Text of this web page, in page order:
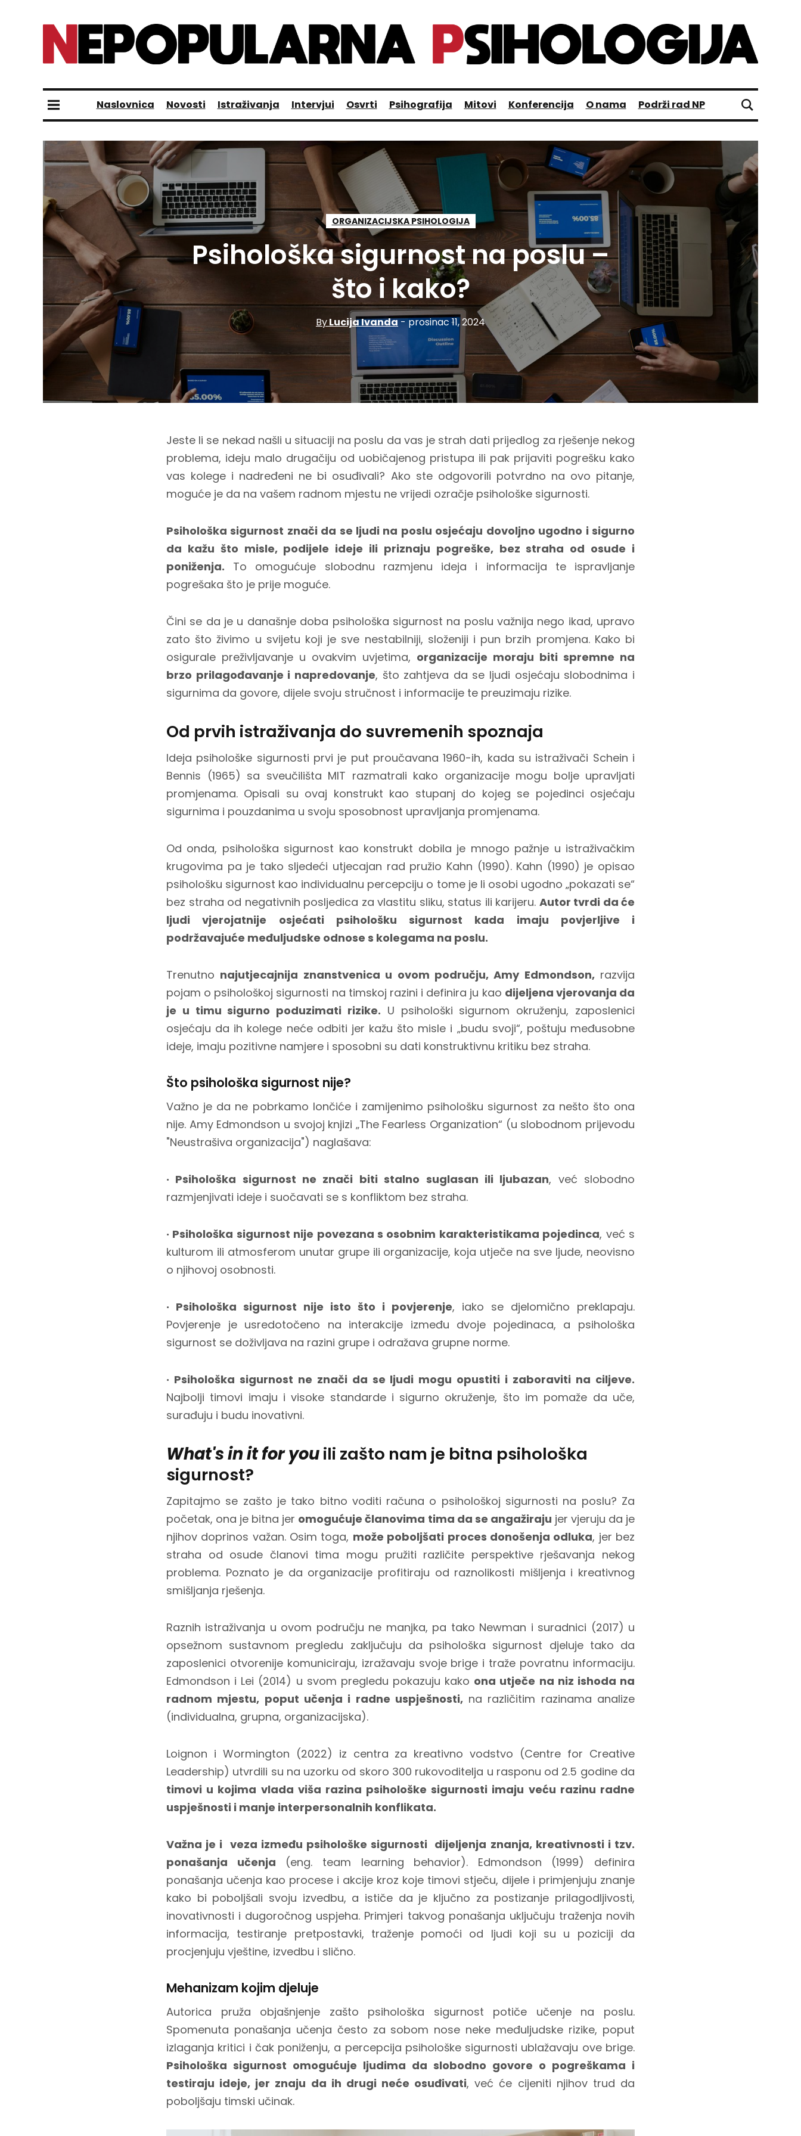
Naslovnica Novosti Istraživanja Intervjui Osvrti Psihografija Mitovi Konferencija O nama Podrži rad NP
ORGANIZACIJSKA PSIHOLOGIJA
Psihološka sigurnost na poslu –
što i kako?
ByLucija Ivanda- prosinac 11, 2024
Jeste li se nekad našli u situaciji na poslu da vas je strah dati prijedlog za rješenje nekog
problema, ideju malo drugačiju od uobičajenog pristupa ili pak prijaviti pogrešku kako
vas kolege i nadređeni ne bi osuđivali? Ako ste odgovorili potvrdno na ovo pitanje,
moguće je da na vašem radnom mjestu ne vrijedi ozračje psihološke sigurnosti.
Psihološka sigurnost znači da se ljudi na poslu osjećaju dovoljno ugodno i sigurno
da kažu što misle, podijele ideje ili priznaju pogreške, bez straha od osude i
poniženja. To omogućuje slobodnu razmjenu ideja i informacija te ispravljanje
pogrešaka što je prije moguće.
Čini se da je u današnje doba psihološka sigurnost na poslu važnija nego ikad, upravo
zato što živimo u svijetu koji je sve nestabilniji, složeniji i pun brzih promjena. Kako bi
osigurale preživljavanje u ovakvim uvjetima, organizacije moraju biti spremne na
brzo prilagođavanje i napredovanje, što zahtjeva da se ljudi osjećaju slobodnima i
sigurnima da govore, dijele svoju stručnost i informacije te preuzimaju rizike.
Od prvih istraživanja do suvremenih spoznaja
Ideja psihološke sigurnosti prvi je put proučavana 1960-ih, kada su istraživači Schein i
Bennis (1965) sa sveučilišta MIT razmatrali kako organizacije mogu bolje upravljati
promjenama. Opisali su ovaj konstrukt kao stupanj do kojeg se pojedinci osjećaju
sigurnima i pouzdanima u svoju sposobnost upravljanja promjenama.
Od onda, psihološka sigurnost kao konstrukt dobila je mnogo pažnje u istraživačkim
krugovima pa je tako sljedeći utjecajan rad pružio Kahn (1990). Kahn (1990) je opisao
psihološku sigurnost kao individualnu percepciju o tome je li osobi ugodno „pokazati se“
bez straha od negativnih posljedica za vlastitu sliku, status ili karijeru. Autor tvrdi da će
ljudi vjerojatnije osjećati psihološku sigurnost kada imaju povjerljive i
podržavajuće međuljudske odnose s kolegama na poslu.
Trenutno najutjecajnija znanstvenica u ovom području, Amy Edmondson,razvija
pojam o psihološkoj sigurnosti na timskoj razini i definira ju kao dijeljena vjerovanja da
je u timu sigurno poduzimati rizike. U psihološki sigurnom okruženju, zaposlenici
osjećaju da ih kolege neće odbiti jer kažu što misle i „budu svoji“, poštuju međusobne
ideje, imaju pozitivne namjere i sposobni su dati konstruktivnu kritiku bez straha.
Što psihološka sigurnost nije?
Važno je da ne pobrkamo lončiće i zamijenimo psihološku sigurnost za nešto što ona
nije. Amy Edmondson u svojoj knjizi „The Fearless Organization“ (u slobodnom prijevodu
"Neustrašiva organizacija") naglašava:
· Psihološka sigurnost ne znači biti stalno suglasan ili ljubazan, već slobodno
razmjenjivati ideje i suočavati se s konfliktom bez straha.
· Psihološka sigurnost nije povezana s osobnim karakteristikama pojedinca, već s
kulturom ili atmosferom unutar grupe ili organizacije, koja utječe na sve ljude, neovisno
o njihovoj osobnosti.
· Psihološka sigurnost nije isto što i povjerenje, iako se djelomično preklapaju.
Povjerenje je usredotočeno na interakcije između dvoje pojedinaca, a psihološka
sigurnost se doživljava na razini grupe i odražava grupne norme.
· Psihološka sigurnost ne znači da se ljudi mogu opustiti i zaboraviti na ciljeve.
Najbolji timovi imaju i visoke standarde i sigurno okruženje, što im pomaže da uče,
surađuju i budu inovativni.
What's in it for youili zašto nam je bitna psihološka
sigurnost?
Zapitajmo se zašto je tako bitno voditi računa o psihološkoj sigurnosti na poslu? Za
početak, ona je bitna jer omogućuje članovima tima da se angažiraju jer vjeruju da je
njihov doprinos važan. Osim toga, može poboljšati proces donošenja odluka, jer bez
straha od osude članovi tima mogu pružiti različite perspektive rješavanja nekog
problema. Poznato je da organizacije profitiraju od raznolikosti mišljenja i kreativnog
smišljanja rješenja.
Raznih istraživanja u ovom području ne manjka, pa tako Newman i suradnici (2017) u
opsežnom sustavnom pregledu zaključuju da psihološka sigurnost djeluje tako da
zaposlenici otvorenije komuniciraju, izražavaju svoje brige i traže povratnu informaciju.
Edmondson i Lei (2014) u svom pregledu pokazuju kako ona utječe na niz ishoda na
radnom mjestu, poput učenja i radne uspješnosti,na različitim razinama analize
(individualna, grupna, organizacijska).
Loignon i Wormington (2022) iz centra za kreativno vodstvo (Centre for Creative
Leadership) utvrdili su na uzorku od skoro 300 rukovoditelja u rasponu od 2.5 godine da
timovi u kojima vlada viša razina psihološke sigurnosti imaju veću razinu radne
uspješnosti i manje interpersonalnih konflikata.
Važna je i veza između psihološke sigurnosti dijeljenja znanja, kreativnosti i tzv.
ponašanja učenja (eng. team learning behavior). Edmondson (1999) definira
ponašanja učenja kao procese i akcije kroz koje timovi stječu, dijele i primjenjuju znanje
kako bi poboljšali svoju izvedbu, a ističe da je ključno za postizanje prilagodljivosti,
inovativnosti i dugoročnog uspjeha. Primjeri takvog ponašanja uključuju traženja novih
informacija, testiranje pretpostavki, traženje pomoći od ljudi koji su u poziciji da
procjenjuju vještine, izvedbu i slično.
Mehanizam kojim djeluje
Autorica pruža objašnjenje zašto psihološka sigurnost potiče učenje na poslu.
Spomenuta ponašanja učenja često za sobom nose neke međuljudske rizike, poput
izlaganja kritici i čak poniženju, a percepcija psihološke sigurnosti ublažavaju ove brige.
Psihološka sigurnost omogućuje ljudima da slobodno govore o pogreškama i
testiraju ideje, jer znaju da ih drugi neće osuđivati, već će cijeniti njihov trud da
poboljšaju timski učinak.